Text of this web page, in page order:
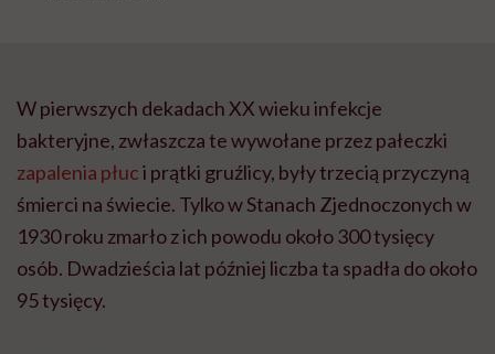
W pierwszych dekadach XX wieku infekcje
bakteryjne, zwłaszcza te wywołane przez pałeczki
zapalenia płuci prątki gruźlicy, były trzecią przyczyną
śmierci na świecie. Tylko w Stanach Zjednoczonych w
1930 roku zmarło z ich powodu około 300 tysięcy
osób. Dwadzieścia lat później liczba ta spadła do około
95 tysięcy.